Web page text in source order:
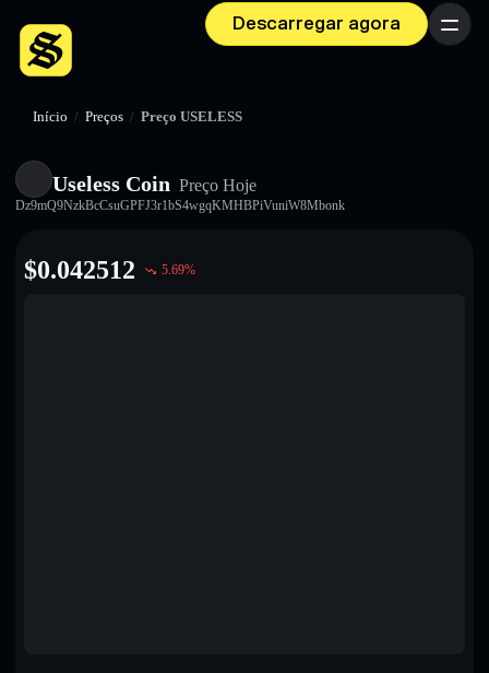
Descarregar agora Menu
Início / Preços / Preço USELESS
Useless Coin Preço Hoje
Dz9mQ9NzkBcCsuGPFJ3r1bS4wgqKMHBPiVuniW8Mbonk
$0.042512 5.69%